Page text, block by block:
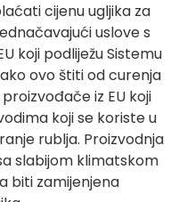
cijenu ugljika za
uslove s
koji podliježu Sistemu
ovo štiti od curenja
iz EU koji
koji se koriste u
rublja. Proizvodnja
slabijom klimatskom
biti zamijenjena